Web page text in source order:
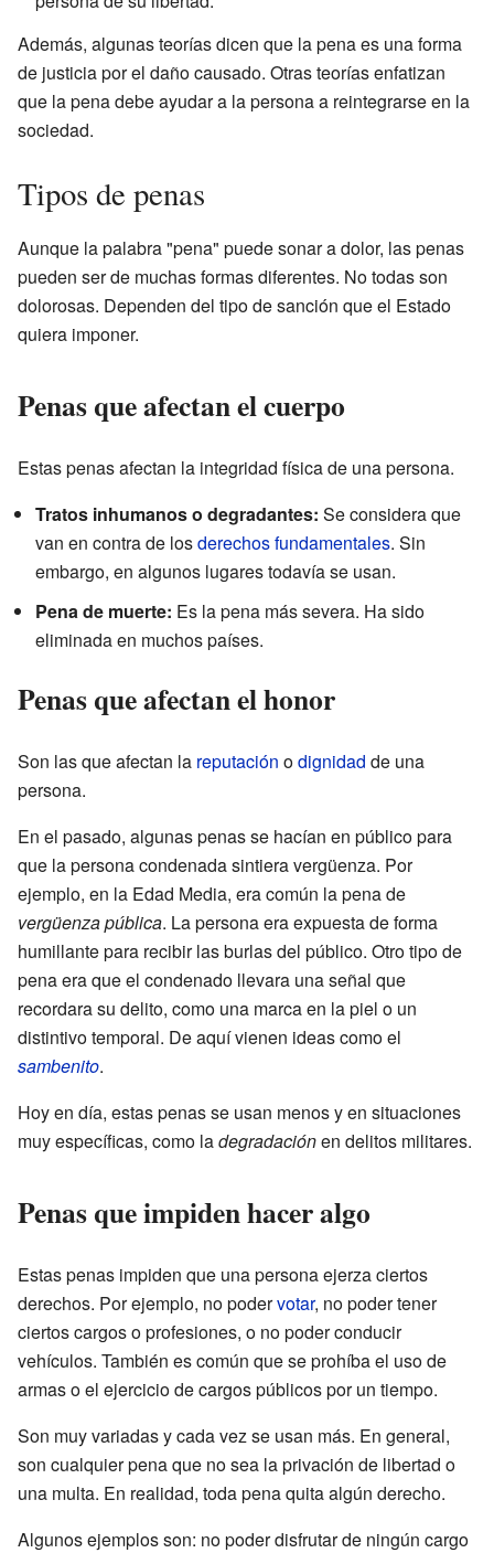
Además, algunas teorías dicen que la pena es una forma
de justicia por el daño causado. Otras teorías enfatizan
que la pena debe ayudar a la persona a reintegrarse en la
sociedad.
Tipos de penas
Aunque la palabra "pena" puede sonar a dolor, las penas
pueden ser de muchas formas diferentes. No todas son
dolorosas. Dependen del tipo de sanción que el Estado
quiera imponer.
Penas que afectan el cuerpo
Estas penas afectan la integridad física de una persona.
Tratos inhumanos o degradantes: Se considera que
van en contra de losderechos fundamentales. Sin
embargo, en algunos lugares todavía se usan.
Pena de muerte: Es la pena más severa. Ha sido
eliminada en muchos países.
Penas que afectan el honor
Son las que afectan la reputación odignidad de una
persona.
En el pasado, algunas penas se hacían en público para
que la persona condenada sintiera vergüenza. Por
ejemplo, en la Edad Media, era común la pena de
vergüenza pública. La persona era expuesta de forma
humillante para recibir las burlas del público. Otro tipo de
pena era que el condenado llevara una señal que
recordara su delito, como una marca en la piel o un
distintivo temporal. De aquí vienen ideas como el
sambenito.
Hoy en día, estas penas se usan menos y en situaciones
muy específicas, como ladegradaciónen delitos militares.
Penas que impiden hacer algo
Estas penas impiden que una persona ejerza ciertos
derechos. Por ejemplo, no podervotar, no poder tener
ciertos cargos o profesiones, o no poder conducir
vehículos. También es común que se prohíba el uso de
armas o el ejercicio de cargos públicos por un tiempo.
Son muy variadas y cada vez se usan más. En general,
son cualquier pena que no sea la privación de libertad o
una multa. En realidad, toda pena quita algún derecho.
Algunos ejemplos son: no poder disfrutar de ningún cargo